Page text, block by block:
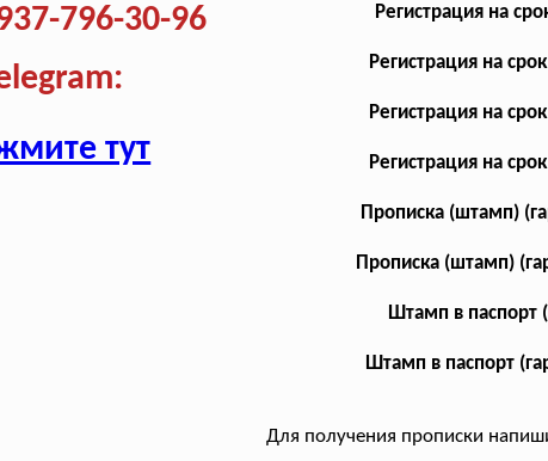
796-30-96
тут
Регистрация на
Регистрация на
Регистрация на
Регистрация на
Прописка (штамп)
Прописка (штамп)
Штамп в паспорт
Штамп в паспорт
Для получения прописки